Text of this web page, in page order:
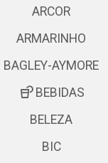
ARCOR
ARMARINHO
BAGLEY-AYMORE
BEBIDAS
BELEZA
BIC